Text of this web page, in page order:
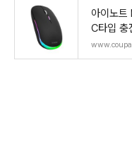
아이노
C타입 충
2.4Ghz